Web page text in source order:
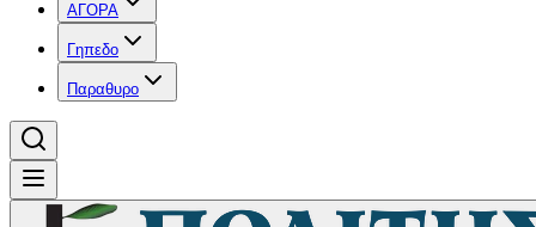
ΑΓΟΡΑ
Γηπεδο
Παραθυρο